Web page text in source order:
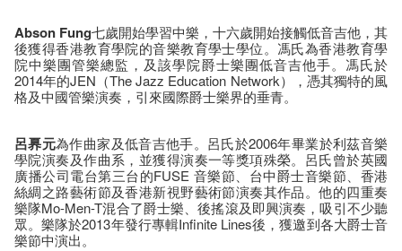
Abson Fung七歲開始學習中樂，十六歲開始接觸低音吉他，其
後獲得香港教育學院的音樂教育學士學位。馮氏為香港教育學
院中樂團管樂總監，及該學院爵士樂團低音吉他手。馮氏於
2014年的JEN（The Jazz Education Network），憑其獨特的風
格及中國管樂演奏，引來國際爵士樂界的垂青。
呂奡元為作曲家及低音吉他手。呂氏於2006年畢業於利茲音樂
學院演奏及作曲系，並獲得演奏一等獎項殊榮。呂氏曾於英國
廣播公司電台第三台的FUSE 音樂節、台中爵士音樂節、香港
絲綢之路藝術節及香港新視野藝術節演奏其作品。他的四重奏
樂隊Mo-Men-T混合了爵士樂、後搖滾及即興演奏，吸引不少聽
眾。樂隊於2013年發行專輯Infinite Lines後，獲邀到各大爵士音
樂節中演出。